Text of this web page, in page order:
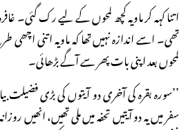
اتنا کہہ کر ماویہ کچھ لمحوں کے لیے رک گئی۔
تھی۔ اسے اندازہ نہیں تھا کہ ماویہ اتنی
لمحوں بعد اپنی بات پھر سے آگے بڑھائی۔
’’سورہ بقرہ کی آخری دو آیتوں کی بڑی
سفر میں یہ دو آیتیں تحفہ میں ملی تھیں، انھیں